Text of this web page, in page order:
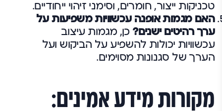
טכניקות ייצור, חומרים, וסימני זיהוי ייחודיים.
האם מגמות אופנה עכשוויות משפיעות על
ערך רהיטים ישנים? כן, מגמות עיצוב
עכשוויות יכולות להשפיע על הביקוש ועל
הערך של סגנונות מסוימים.
מקורות מידע אמינים: